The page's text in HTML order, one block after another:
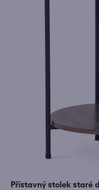
Přístavný stolek staré